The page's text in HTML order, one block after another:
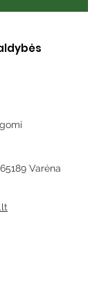
Varėna